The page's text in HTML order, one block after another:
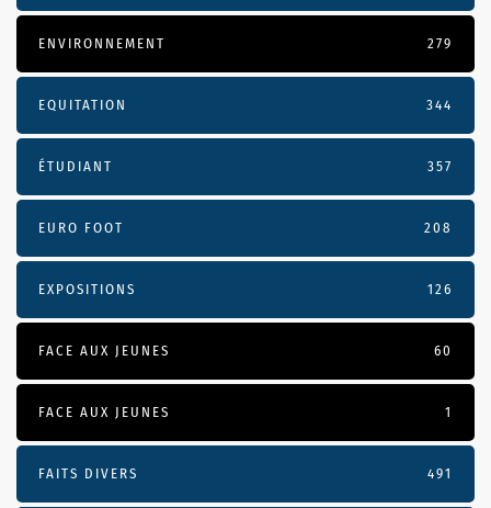
ENVIRONNEMENT 279
EQUITATION 344
ÉTUDIANT 357
EURO FOOT 208
EXPOSITIONS 126
FACE AUX JEUNES 60
FACE AUX JEUNES 1
FAITS DIVERS 491